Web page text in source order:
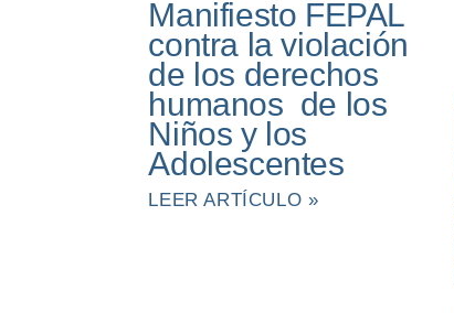
Manifiesto FEPAL
contra la violación
de los derechos
humanos de los
Niños y los
Adolescentes
LEER ARTÍCULO »